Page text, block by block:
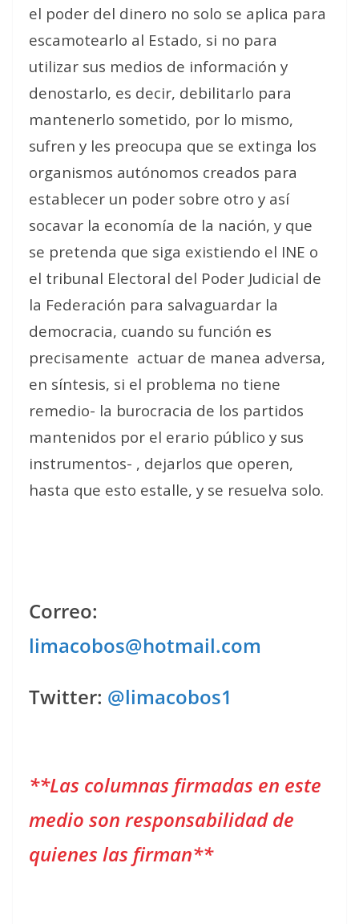
el poder del dinero no solo se aplica para
escamotearlo al Estado, si no para
utilizar sus medios de información y
denostarlo, es decir, debilitarlo para
mantenerlo sometido, por lo mismo,
sufren y les preocupa que se extinga los
organismos autónomos creados para
establecer un poder sobre otro y así
socavar la economía de la nación, y que
se pretenda que siga existiendo el INE o
el tribunal Electoral del Poder Judicial de
la Federación para salvaguardar la
democracia, cuando su función es
precisamente actuar de manea adversa,
en síntesis, si el problema no tiene
remedio- la burocracia de los partidos
mantenidos por el erario público y sus
instrumentos- , dejarlos que operen,
hasta que esto estalle, y se resuelva solo.
Correo:
limacobos@hotmail.com
Twitter: @limacobos1
**Las columnas firmadas en este
medio son responsabilidad de
quienes las firman**